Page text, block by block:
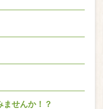
ませんか！？